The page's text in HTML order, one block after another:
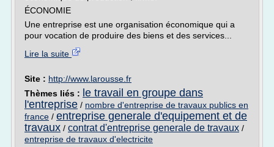
ÉCONOMIE
Une entreprise est une organisation économique qui a
pour vocation de produire des biens et des services...
Lire la suite
Site : http://www.larousse.fr
Thèmes liés : le travail en groupe dans
l'entreprise / nombre d'entreprise de travaux publics en
france / entreprise generale d'equipement et de
travaux / contrat d'entreprise generale de travaux /
entreprise de travaux d'electricite